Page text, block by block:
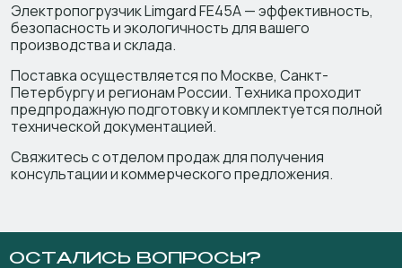
Электропогрузчик Limgard FE45A — эффективность,
безопасность и экологичность для вашего
производства и склада.
Поставка осуществляется по Москве, Санкт-
Петербургу и регионам России. Техника проходит
предпродажную подготовку и комплектуется полной
технической документацией.
Свяжитесь с отделом продаж для получения
консультации и коммерческого предложения.
ОСТАЛИСЬ ВОПРОСЫ?